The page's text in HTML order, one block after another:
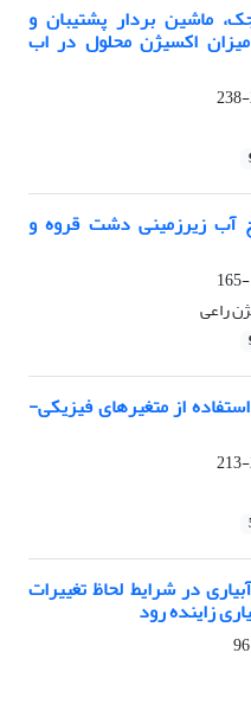
ماشین بردار پشتیبان و
اکسیژن محلول در اب
آب زیرزمینی دشت قروه و
راعی
از متغیرهای ‏فیزیکی-
در شرایط لحاظ تغییرات
زاینده رود